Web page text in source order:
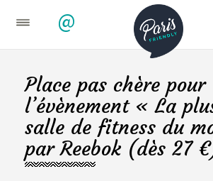
@
Place pas chère pour
l’évènement « La
salle de fitness du
par Reebok (dès 27